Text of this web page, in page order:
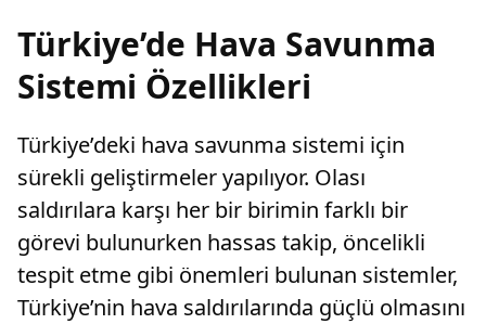
Türkiye’de Hava Savunma
Sistemi Özellikleri
Türkiye’deki hava savunma sistemi için
sürekli geliştirmeler yapılıyor. Olası
saldırılara karşı her bir birimin farklı bir
görevi bulunurken hassas takip, öncelikli
tespit etme gibi önemleri bulunan sistemler,
Türkiye’nin hava saldırılarında güçlü olmasını